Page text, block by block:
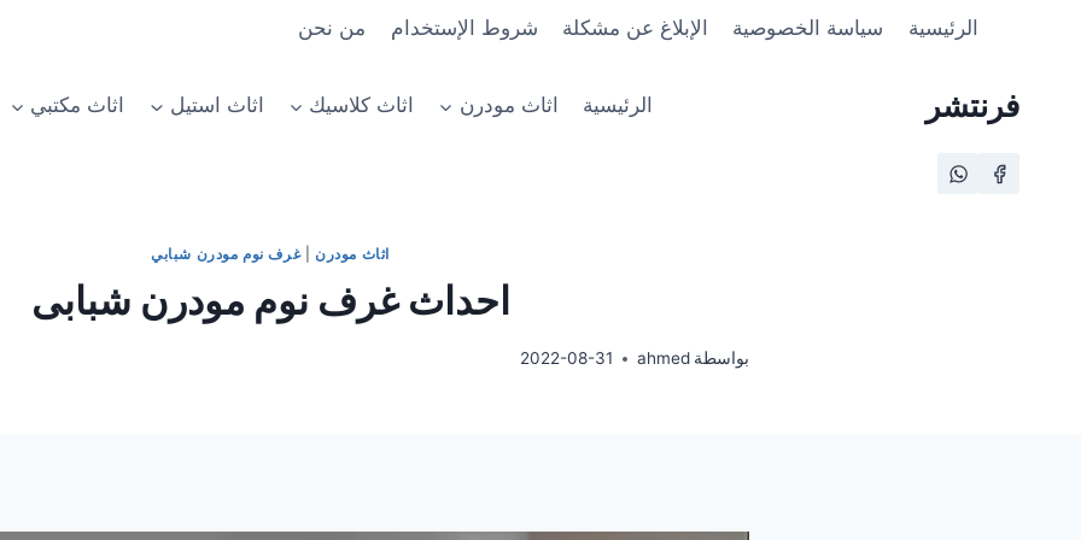
الرئيسية سياسة الخصوصية الإبلاغ عن مشكلة شروط الإستخدام من نحن
فرنتشر الرئيسية اثاث مودرن اثاث كلاسيك اثاث استيل اثاث مكتبي
اثاث مودرن|غرف نوم مودرن شبابي
احداث غرف نوم مودرن شبابى
بواسطة ahmed
2022-08-31